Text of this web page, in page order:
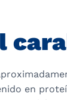
en